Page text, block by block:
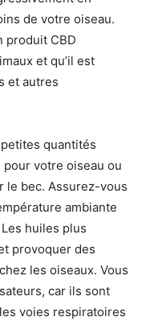
de votre oiseau.
produit CBD
et qu’il est
et autres
quantités
votre oiseau ou
le bec. Assurez-vous
ambiante
huiles plus
provoquer des
les oiseaux. Vous
car ils sont
voies respiratoires